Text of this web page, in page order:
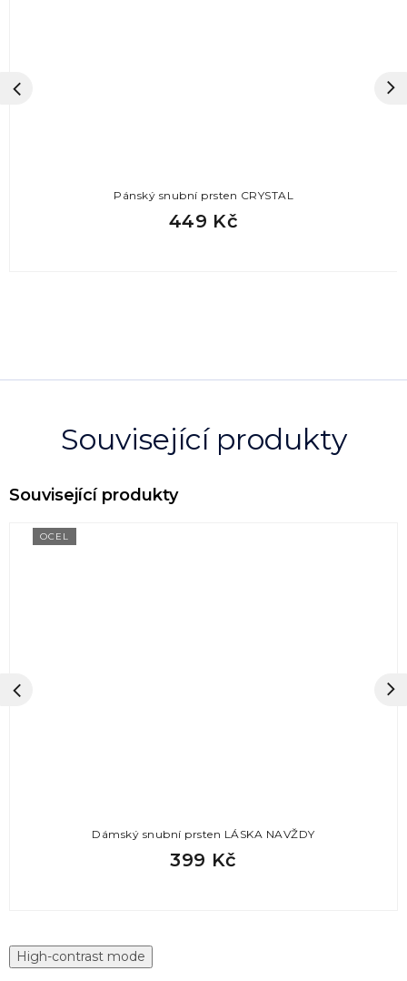
Související produkty
OCEL
Dámský snubní prsten LÁSKA NAVŽDY
399 Kč
Pánský snubní prsten CRYSTAL
449 Kč
High-contrast mode